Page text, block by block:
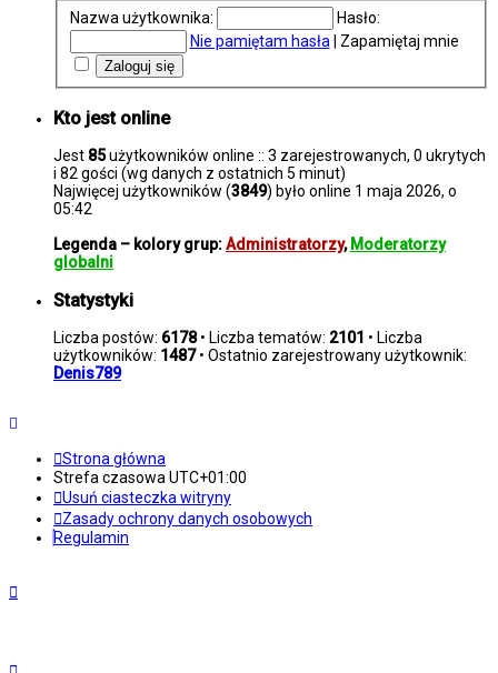
Nazwa użytkownika:
Hasło:
Nie pamiętam hasła
Zapamiętaj mnie
Kto jest online
Jest 85użytkowników online :: 3 zarejestrowanych, 0 ukrytych
i 82 gości (wg danych z ostatnich 5 minut)
Najwięcej użytkowników (3849) było online 1 maja 2026, o
05:42
Legenda – kolory grup:Administratorzy, Moderatorzy
globalni
Statystyki
Liczba postów: 6178• Liczba tematów: 2101 • Liczba
użytkowników: 1487• Ostatnio zarejestrowany użytkownik:
Denis789
Strona główna
Strefa czasowa UTC+01:00
Usuń ciasteczka witryny
Zasady ochrony danych osobowych
Regulamin